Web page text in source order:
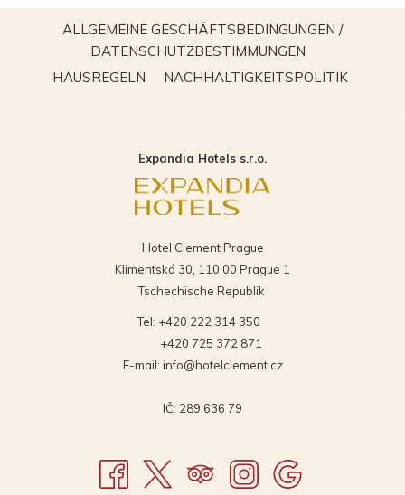
ALLGEMEINE GESCHÄFTSBEDINGUNGEN /
DATENSCHUTZBESTIMMUNGEN
SICH
HAUSREGELN ÖFFNET
FENSTER
NACHHALTIGKEITSPOLITIKÖFFNET
Expandia Hotels s.r.o.
Hotel Clement Prague
Klimentská 30, 110 00 Prague 1
Tschechische Republik
Tel: +420 222 314 350
+420 725 372 871
E-mail: info@hotelclement.cz
IČ: 289 636 79